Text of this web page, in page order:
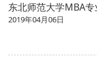
东北师范大学MBA
2019年04月06日